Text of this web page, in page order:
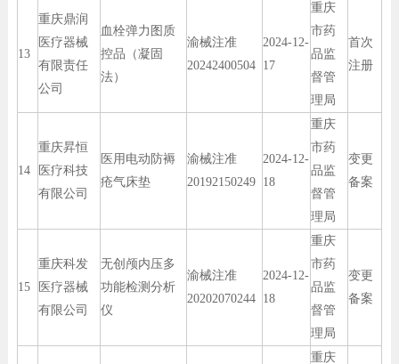
13
重庆鼎润
医疗器械
有限责任
公司
血栓弹力图质
控品（凝固
法）
渝械注准
20242400504
2024-12-
17
重庆
市药
品监
督管
理局
首次
注册
14
重庆昇恒
医疗科技
有限公司
医用电动防褥
疮气床垫
渝械注准
20192150249
2024-12-
18
重庆
市药
品监
督管
理局
变更
备案
15
重庆科发
医疗器械
有限公司
无创颅内压多
功能检测分析
仪
渝械注准
20202070244
2024-12-
18
重庆
市药
品监
督管
理局
变更
备案
重庆